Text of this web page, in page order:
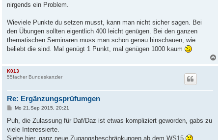
nirgends ein Problem.
Wieviele Punkte du setzen musst, kann man nicht sicher sagen. Bei
den Übungen sollten eigentlich 400 leicht genügen. Bei den ganzen
thematischen Seminaren muss man schon genau hinschauen, wie
beliebt die sind. Mal genügt 1 Punkt, mal genügen 1000 kaum
K013
55facher Bundeskanzler
Re: Ergänzungsprüfumgen
B
i
r
a
Mo 21.Sep 2015, 20:21
Puh, die Zulassung für Daf/Daz ist etwas kompliziert geworden, gabs zu
viele Interessierte.
Siehe hier, ganz neue Zugangsbeschränkungen ab dem WS15